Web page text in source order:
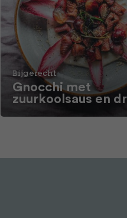
Bijgerecht
Gnocchi met
zuurkoolsaus en